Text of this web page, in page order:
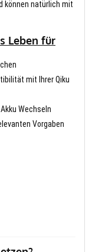
können natürlich mit
Leben für
mit Ihrer Qiku
Wechseln
Vorgaben